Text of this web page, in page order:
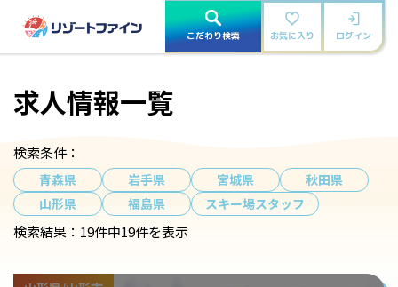
こだわり検索 お気に入り ログイン
求人情報一覧
検索条件：
青森県 岩手県 宮城県
秋田県
山形県
福島県 スキー場スタッフ
検索結果： 19件中19件を表示